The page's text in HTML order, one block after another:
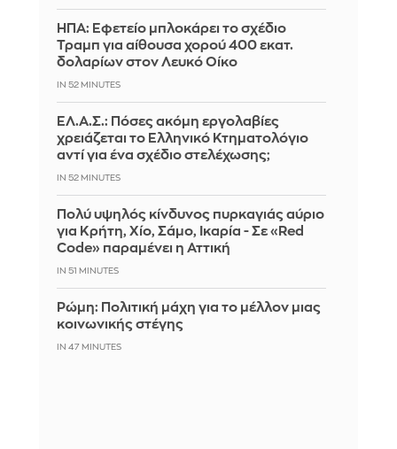
ΗΠΑ: Εφετείο μπλοκάρει το σχέδιο
Τραμπ για αίθουσα χορού 400 εκατ.
δολαρίων στον Λευκό Οίκο
IN 52 MINUTES
ΕΛ.Α.Σ.: Πόσες ακόμη εργολαβίες
χρειάζεται το Ελληνικό Κτηματολόγιο
αντί για ένα σχέδιο στελέχωσης;
IN 52 MINUTES
Πολύ υψηλός κίνδυνος πυρκαγιάς αύριο
για Κρήτη, Χίο, Σάμο, Ικαρία - Σε «Red
Code» παραμένει η Αττική
IN 51 MINUTES
Ρώμη: Πολιτική μάχη για το μέλλον μιας
κοινωνικής στέγης
IN 47 MINUTES